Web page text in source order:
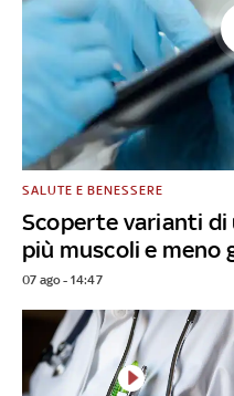
Scoperte varianti di
più muscoli e meno
SALUTE E BENESSERE
07 ago - 14:47